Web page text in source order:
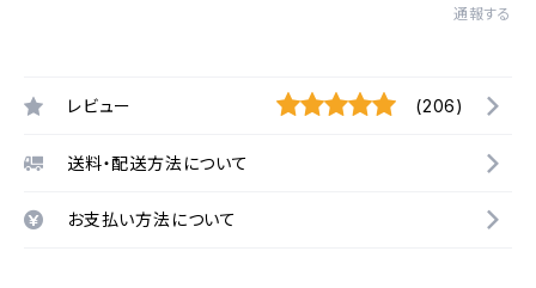
通報する
レビュー (206)
送料・配送方法について
お支払い方法について